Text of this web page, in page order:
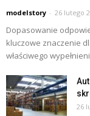
modelstory - 26 lutego
Dopasowanie
kluczowe znaczenie
właściwego
26